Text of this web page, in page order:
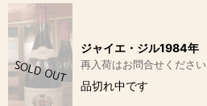
ジャイエ・ジル1984年
再入荷はお問合せください
品切れ中です